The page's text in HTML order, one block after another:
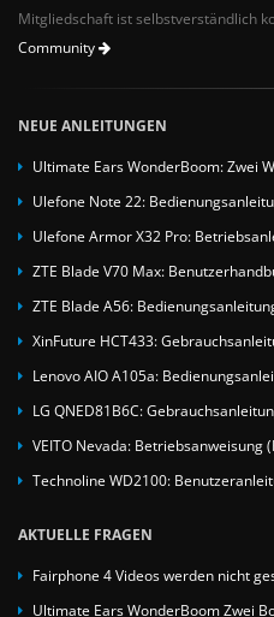
Mitgliedschaft ist selbstverständlich
Community
NEUE ANLEITUNGEN
Ultimate Ears WonderBoom: Zwei
Ulefone Note 22:
Ulefone Armor X32 Pro:
ZTE Blade V70 Max:
ZTE Blade A56:
XinFuture HCT433:
Lenovo AIO A105a:
LG QNED81B6C:
VEITO Nevada: Betriebsanweisung
Technoline WD2100:
AKTUELLE FRAGEN
Fairphone 4 Videos werden nicht
Ultimate Ears WonderBoom Zwei